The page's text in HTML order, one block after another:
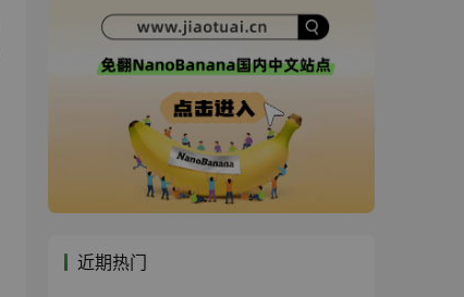
近期热门